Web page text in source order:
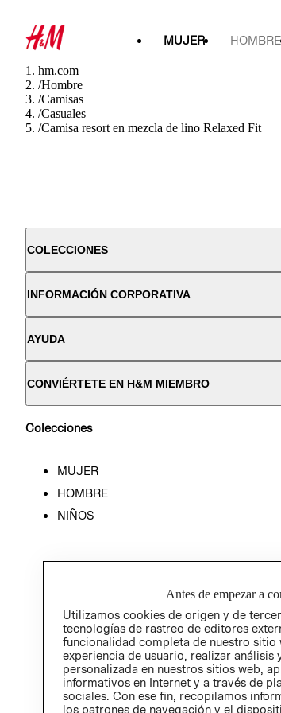
MUJER HOMBRE
hm.com
/Hombre
/Camisas
/Casuales
/Camisa resort en mezcla de lino Relaxed Fit
COLECCIONES
INFORMACIÓN CORPORATIVA
AYUDA
CONVIÉRTETE EN H&M MIEMBRO
Colecciones
MUJER
HOMBRE
NIÑOS
Antes de empezar a
Utilizamos cookies de origen y de
tecnologías de rastreo de editores
funcionalidad completa de nuestro sitio
experiencia de usuario, realizar análisis
personalizada en nuestros sitios web,
informativos en Internet y a través de
sociales. Con ese fin, recopilamos
los patrones de navegación y el